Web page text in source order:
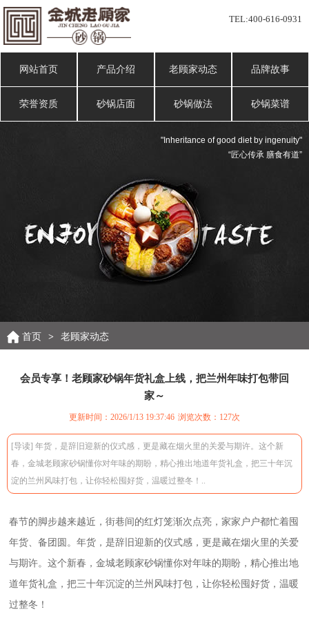
TEL:400-616-0931
网站首页 产品介绍 老顾家动态 品牌故事
荣誉资质 砂锅店面 砂锅做法 砂锅菜谱
"Inheritance of good diet by ingenuity"
“匠心传承 膳食有道”
首页 > 老顾家动态
会员专享！老顾家砂锅年货礼盒上线，把兰州年味打包带回
家～
更新时间：2026/1/13 19:37:46 浏览次数： 127次
[导读] 年货，是辞旧迎新的仪式感，更是藏在烟火里的关爱与期许。这个新
春，金城老顾家砂锅懂你对年味的期盼，精心推出地道年货礼盒，把三十年沉
淀的兰州风味打包，让你轻松囤好货，温暖过整冬！..
春节的脚步越来越近，街巷间的红灯笼渐次点亮，家家户户都忙着囤
年货、备团圆。年货，是辞旧迎新的仪式感，更是藏在烟火里的关爱
与期许。这个新春，金城老顾家砂锅懂你对年味的期盼，精心推出地
道年货礼盒，把三十年沉淀的兰州风味打包，让你轻松囤好货，温暖
过整冬！